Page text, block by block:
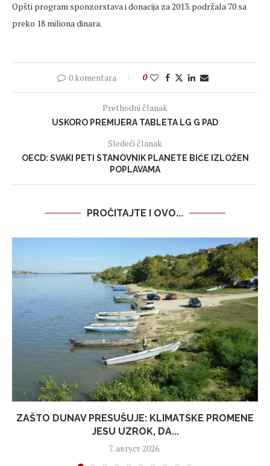
Opšti program sponzorstava i donacija za 2013. podržala 70 sa
preko 18 miliona dinara.
0 komentara 0
Prethodni članak
USKORO PREMIJERA TABLETA LG G PAD
Sledeći članak
OECD: SVAKI PETI STANOVNIK PLANETE BIĆE IZLOŽEN
POPLAVAMA
PROČITAJTE I OVO...
ZAŠTO DUNAV PRESUŠUJE: KLIMATSKE PROMENE
JESU UZROK, DA...
7. август 2026.